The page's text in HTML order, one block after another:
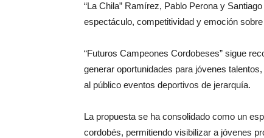
“La Chila” Ramírez, Pablo Perona y
espectáculo, competitividad y emoción sobre
“Futuros Campeones Cordobeses” sigue
generar oportunidades para jóvenes
al público eventos deportivos de jerarquía.
La propuesta se ha consolidado como un
cordobés, permitiendo visibilizar a jóvenes